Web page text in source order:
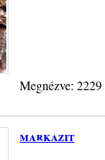
Megnézve:
markazit